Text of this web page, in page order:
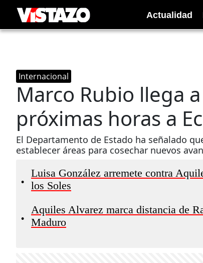
Actualidad
Internacional
Marco Rubio llega
próximas horas a
El Departamento de Estado ha señalado
establecer áreas para cosechar nuevos
•
Luisa González arremete contra
los Soles
•
Aquiles Alvarez marca distancia de
Maduro